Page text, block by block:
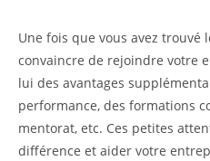
Une fois que vous avez trouvé
convaincre de rejoindre votre
lui des avantages
performance, des formations
mentorat, etc. Ces petites
différence et aider votre